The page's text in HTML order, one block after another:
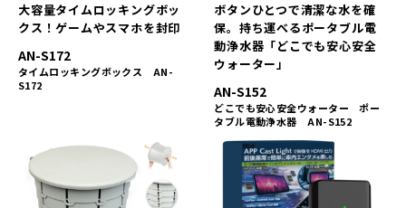
大容量タイムロッキングボッ
クス！ゲームやスマホを封印
AN-S172
タイムロッキングボックス AN-
S172
ボタンひとつで清潔な水を確
保。持ち運べるポータブル電
動浄水器「どこでも安心安全
ウォーター」
AN-S152
どこでも安心安全ウォーター ポー
タブル電動浄水器 AN-S152